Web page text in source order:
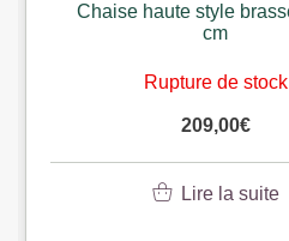
Chaise haute style
cm
Rupture de stock
209,00€
Lire la suite